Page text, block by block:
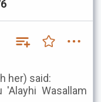
her) said:
'Alayhi Wasallam